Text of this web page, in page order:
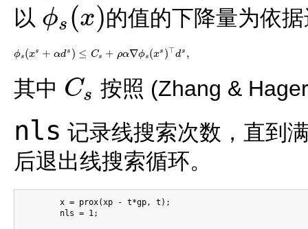
以 ϕs (x)
ϕs(x ) 的值的下降量为依
ϕs (xs + αds ) ≤ Cs + ρα∇ϕs (xs )⊤ds ,
ϕs(xs+ αd s)≤C s +ρα ∇ϕ s(x s)⊤ds,
其中 Cs
Cs 按照 (Zhang &
nls 记录线搜索次数，直到
后退出线搜索循环。
        x = prox(xp - t*gp, t);
        nls = 1;